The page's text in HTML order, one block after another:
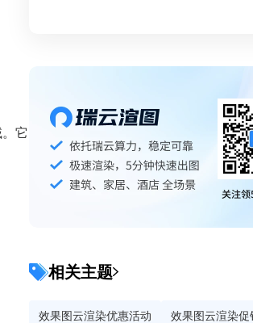
它
相关主题
效果图云渲染优惠活动 效果图云渲染促